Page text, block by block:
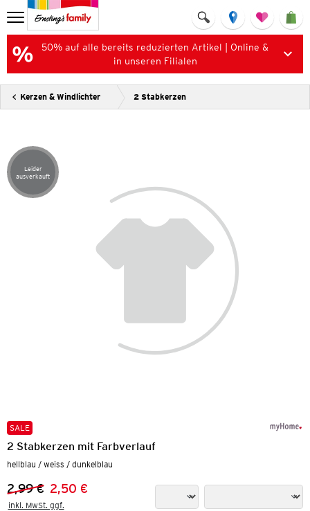
50% auf alle bereits reduzierten Artikel | Online &
in unseren Filialen
Kerzen & Windlichter 2 Stabkerzen
Artikel leider ausverkauft
Leider
ausverkauft
SALE
2 Stabkerzen mit Farbverlauf
hellblau / weiss / dunkelblau
Vorheriger Preis:
2,99 €
Neuer Preis:
2,50 €
inkl. MwSt. ggf.